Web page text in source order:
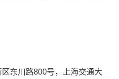
区东川路800号，上海交通大